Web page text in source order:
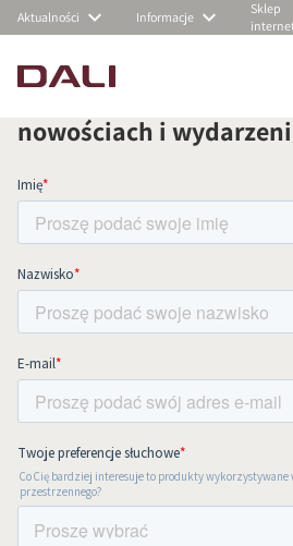
Aktualności Informacje
Sklep
PORÓWNAJ
Zapisz się do naszego
bieżąco otrzymuj
nowościach i